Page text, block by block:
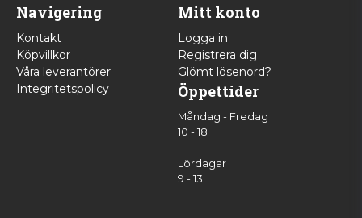
Navigering
Kontakt
Köpvillkor
Våra leverantörer
Integritetspolicy
Mitt konto
Logga in
Registrera dig
Glömt lösenord?
Öppettider
Måndag - Fredag
10 - 18
Lördagar
9 - 13